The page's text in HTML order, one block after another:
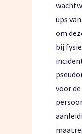
ups
om
bij
voor